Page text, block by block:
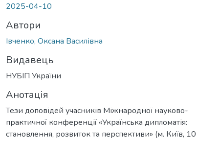
2025-04-10
Автори
Івченко, Оксана Василівна
Видавець
НУБІП України
Анотація
Тези доповідей учасників Міжнародної науково-
практичної конференції «Українська дипломатія:
становлення, розвиток та перспективи» (м. Київ, 10